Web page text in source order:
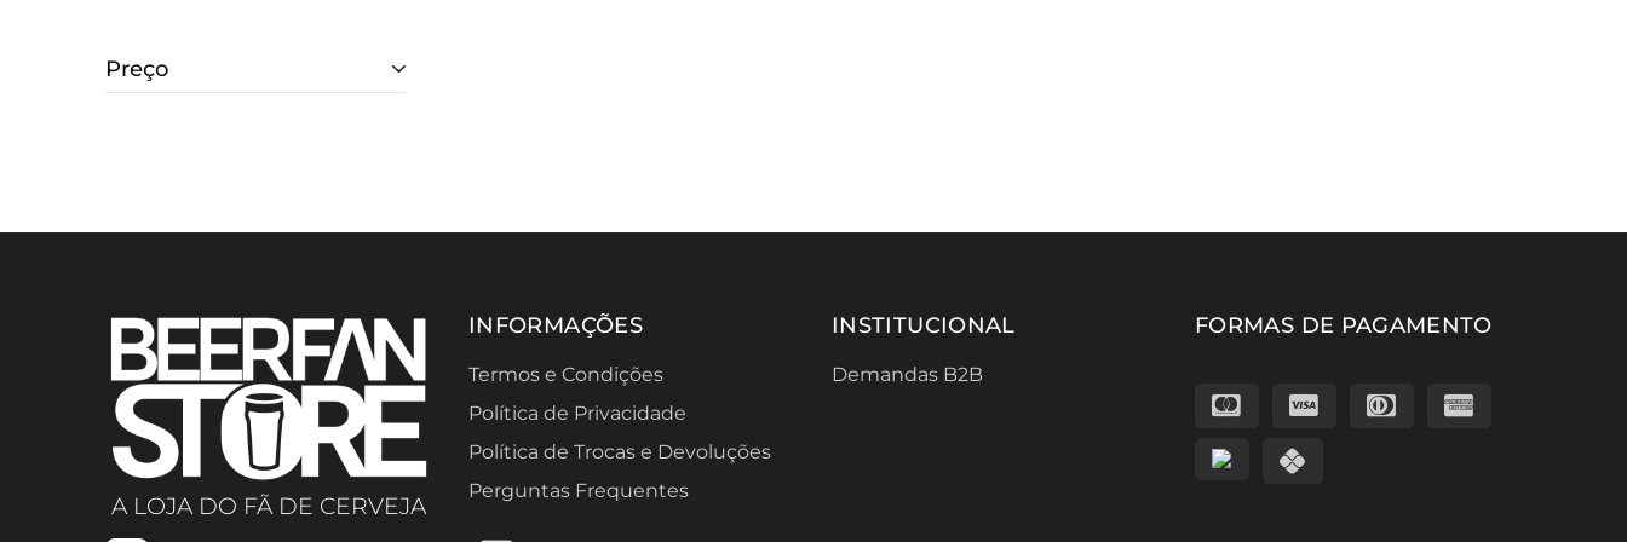
Preço
A LOJA DO FÃ DE CERVEJA
INFORMAÇÕES
Termos e Condições
Política de Privacidade
Política de Trocas e Devoluções
Perguntas Frequentes
INSTITUCIONAL
Demandas B2B
FORMAS DE PAGAMENTO